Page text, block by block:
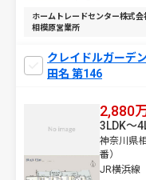
ホームトレードセンター株式会
相模原営業所
クレイドルガーデ
田名 第146
2,880
神奈川県
番）
JR横浜線
3LDK～